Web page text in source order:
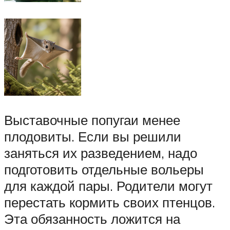
Выставочные попугаи менее
плодовиты. Если вы решили
заняться их разведением, надо
подготовить отдельные вольеры
для каждой пары. Родители могут
перестать кормить своих птенцов.
Эта обязанность ложится на